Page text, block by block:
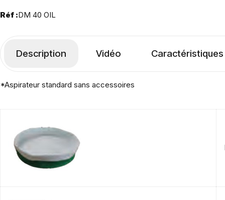
Réf :DM 40 OIL
Description Vidéo Caractéristiques
*Aspirateur standard sans accessoires